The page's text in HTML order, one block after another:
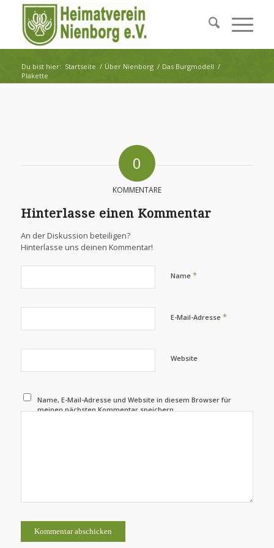
Du bist hier: Startseite / Über Nienborg / Das Burgmodell /
Plakette
0
KOMMENTARE
Hinterlasse einen Kommentar
An der Diskussion beteiligen?
Hinterlasse uns deinen Kommentar!
Name *
E-Mail-Adresse *
Website
Name, E-Mail-Adresse und Website in diesem Browser für
meinen nächsten Kommentar speichern.